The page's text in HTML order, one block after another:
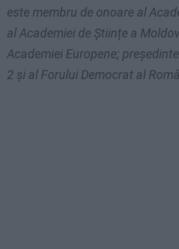
este membru de onoare al
al Academiei de Științe a
Academiei Europene;
2 și al Forului Democrat al